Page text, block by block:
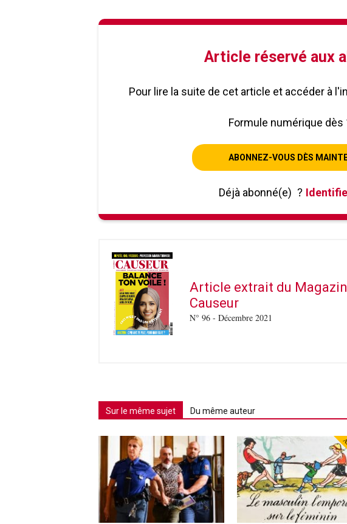
Article réservé aux
Pour lire la suite de cet article et accéder à
Formule numérique dès
ABONNEZ-VOUS DÈS
Déjà abonné(e) ?
Article extrait du
Causeur
N° 96 - Décembre 2021
Sur le même sujet Du même auteur